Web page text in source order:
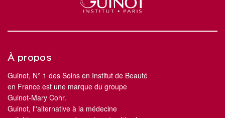
À propos
Guinot, N° 1 des Soins en Institut de Beauté
en France est une marque du groupe
Guinot-Mary Cohr.
Guinot, l''alternative à la médecine